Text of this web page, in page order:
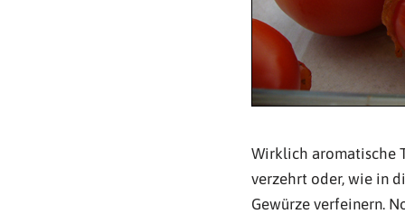
Wirklich aromatische
verzehrt oder, wie in
Gewürze verfeinern.